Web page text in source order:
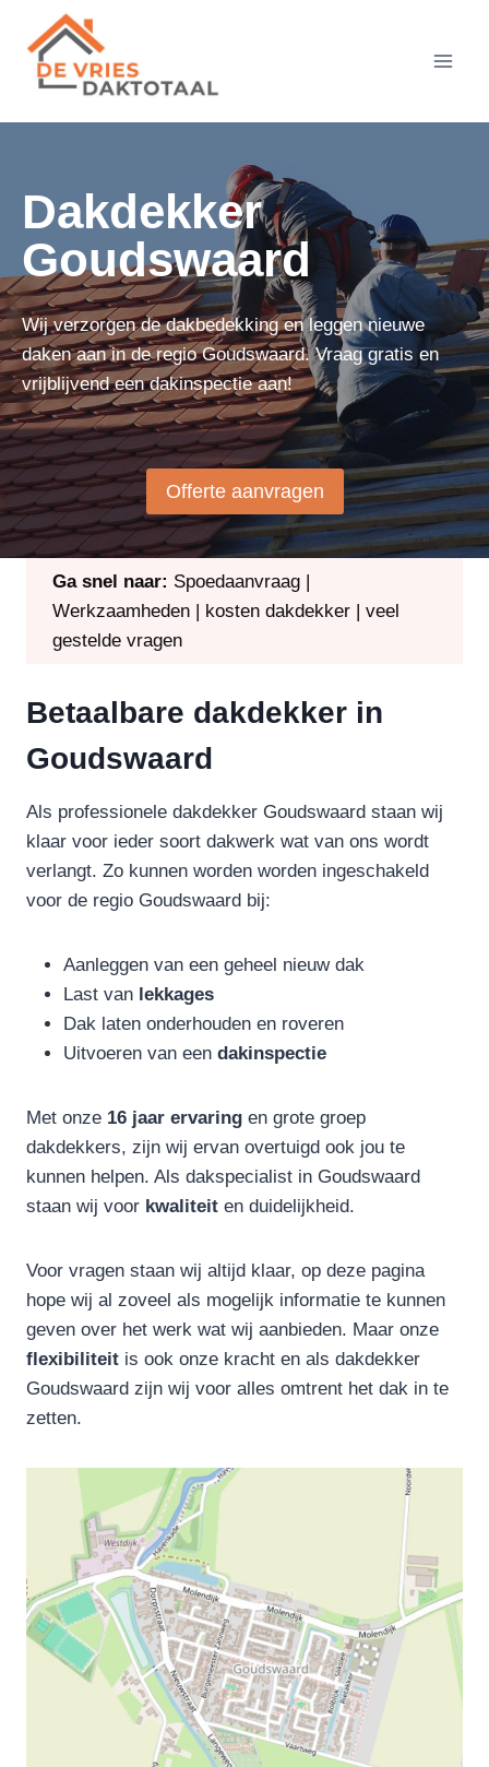
Doorgaan
naar
inhoud
Dakdekker
Goudswaard
Wij verzorgen de dakbedekking en leggen nieuwe
daken aan in de regio Goudswaard. Vraag gratis en
vrijblijvend een dakinspectie aan!
Offerte aanvragen
Ga snel naar: Spoedaanvraag
Werkzaamheden
kosten dakdekker
veel
gestelde vragen
Betaalbare dakdekker in
Goudswaard
Als professionele dakdekker Goudswaard staan wij
klaar voor ieder soort dakwerk wat van ons wordt
verlangt. Zo kunnen worden worden ingeschakeld
voor de regio Goudswaard bij:
Aanleggen van een geheel nieuw dak
Last van lekkages
Dak laten onderhouden en roveren
Uitvoeren van een dakinspectie
Met onze 16 jaar ervaring en grote groep
dakdekkers, zijn wij ervan overtuigd ook jou te
kunnen helpen. Als dakspecialist in Goudswaard
staan wij voor kwaliteit en duidelijkheid.
Voor vragen staan wij altijd klaar, op deze pagina
hope wij al zoveel als mogelijk informatie te kunnen
geven over het werk wat wij aanbieden. Maar onze
flexibiliteit is ook onze kracht en als dakdekker
Goudswaard zijn wij voor alles omtrent het dak in te
zetten.